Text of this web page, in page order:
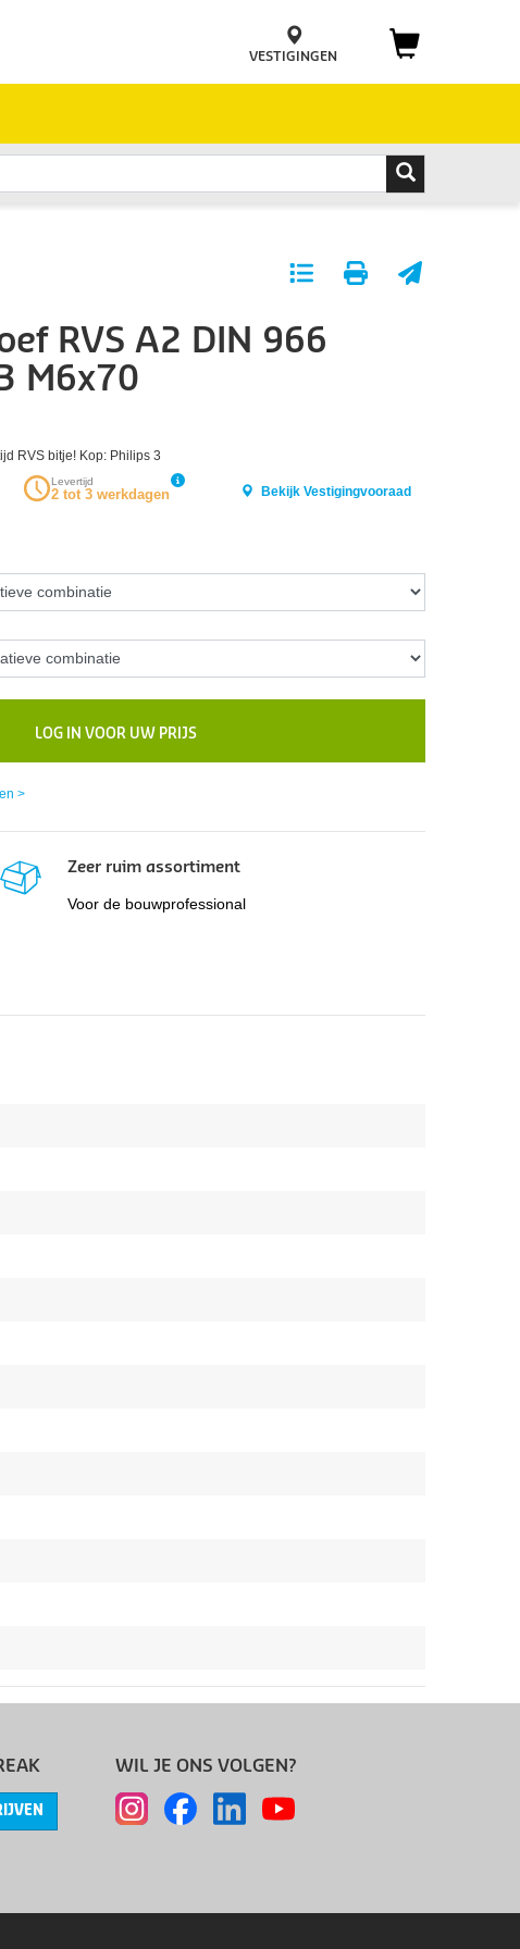
VESTIGINGEN
aan
favorieten
RVS A2 DIN 966
M6x70
RVS bitje! Kop: Philips 3
Levertijd
2 tot 3 werkdagen Bekijk Vestigingvooraad
LOG IN VOOR UW PRIJS
>
Zeer ruim assortiment
Voor de bouwprofessional
WIL JE ONS VOLGEN?